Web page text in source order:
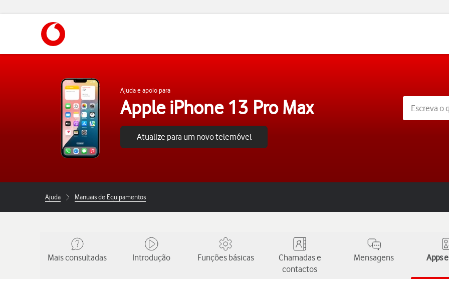
Ajuda e apoio para
Apple iPhone 13 Pro Max
Atualize para um novo telemóvel
Ajuda Manuais de Equipamentos
Mais consultadas Introdução Funções básicas
Chamadas e
contactos
Mensagens Apps